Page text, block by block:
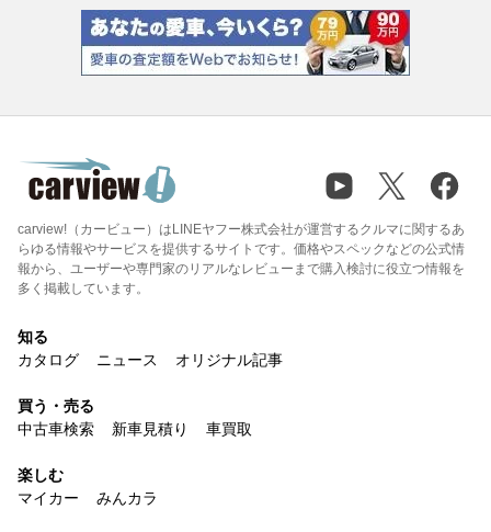
carview!（カービュー）はLINEヤフー株式会社が運営するクルマに関するあ
らゆる情報やサービスを提供するサイトです。価格やスペックなどの公式情
報から、ユーザーや専門家のリアルなレビューまで購入検討に役立つ情報を
多く掲載しています。
知る
カタログ
ニュース オリジナル記事
買う・売る
中古車検索
新車見積り 車買取
楽しむ
マイカー
みんカラ